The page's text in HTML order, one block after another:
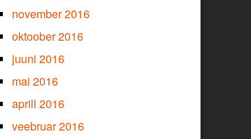
november 2016
oktoober 2016
juuni 2016
mai 2016
aprill 2016
veebruar 2016